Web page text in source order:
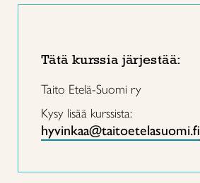
Tätä kurssia järjestää:
Taito Etelä-Suomi ry
Kysy lisää kurssista:
hyvinkaa@taitoetelasuomi.fi